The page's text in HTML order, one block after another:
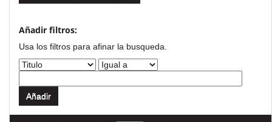
Añadir filtros:
Usa los filtros para afinar la busqueda.